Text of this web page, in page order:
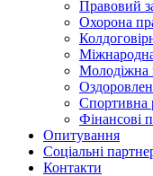
Правовий
Охорона
Молодіжна
Спортивна
Фінансові
Опитування
Соціальні
Контакти